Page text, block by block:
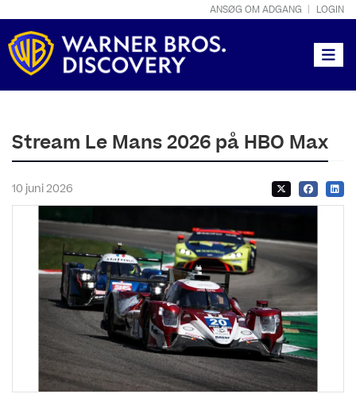
ANSØG OM ADGANG LOGIN
Stream Le Mans 2026 på HBO Max
10 juni 2026